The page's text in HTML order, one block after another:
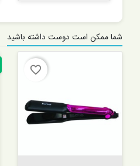
شما ممکن است دوست داشته باشید
favorite_border